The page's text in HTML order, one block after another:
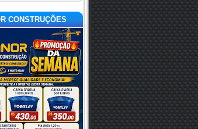
CONSTRUÇÕES